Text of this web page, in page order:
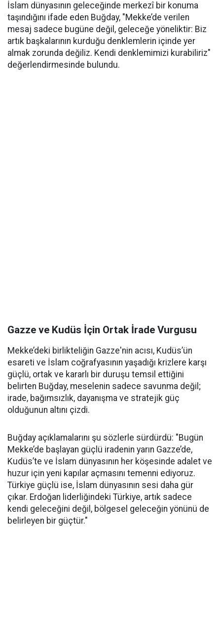
İslam dünyasının geleceğinde merkezî bir konuma
taşındığını ifade eden Buğday, "Mekke’de verilen
mesaj sadece bugüne değil, geleceğe yöneliktir: Biz
artık başkalarının kurduğu denklemlerin içinde yer
almak zorunda değiliz. Kendi denklemimizi kurabiliriz"
değerlendirmesinde bulundu.
Gazze ve Kudüs İçin Ortak İrade Vurgusu
Mekke’deki birlikteliğin Gazze'nin acısı, Kudüs’ün
esareti ve İslam coğrafyasının yaşadığı krizlere karşı
güçlü, ortak ve kararlı bir duruşu temsil ettiğini
belirten Buğday, meselenin sadece savunma değil;
irade, bağımsızlık, dayanışma ve stratejik güç
olduğunun altını çizdi.
Buğday açıklamalarını şu sözlerle sürdürdü: "Bugün
Mekke’de başlayan güçlü iradenin yarın Gazze’de,
Kudüs’te ve İslam dünyasının her köşesinde adalet ve
huzur için yeni kapılar açmasını temenni ediyoruz.
Türkiye güçlü ise, İslam dünyasının sesi daha gür
çıkar. Erdoğan liderliğindeki Türkiye, artık sadece
kendi geleceğini değil, bölgesel geleceğin yönünü de
belirleyen bir güçtür."